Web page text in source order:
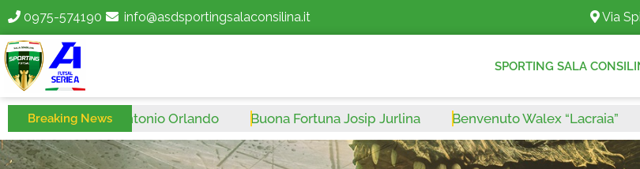
0975-574190 info@asdsportingsalaconsilina.it Via
SPORTING SALA
Breaking News
Fortuna Antonio Orlando Buona Fortuna Josip Jurlina Benvenuto Walex “Lacraia”